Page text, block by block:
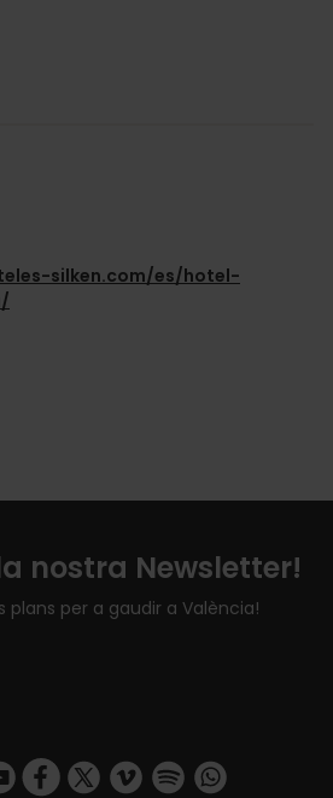
silken.com/es/hotel-
nostra Newsletter!
plans per a gaudir a València!
valencia/mycompany/ visit_valencia/
www.youtube.com/user/
https://www.facebook.com/
https://twitter.com/
https://vimeo.com/
https://https://api.whatsapp.com/